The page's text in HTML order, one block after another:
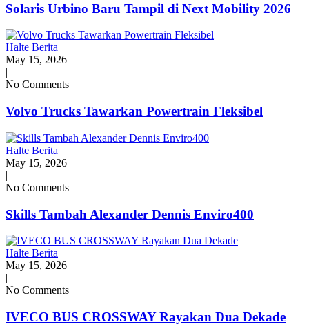
Solaris Urbino Baru Tampil di Next Mobility 2026
Halte Berita
May 15, 2026
|
No Comments
Volvo Trucks Tawarkan Powertrain Fleksibel
Halte Berita
May 15, 2026
|
No Comments
Skills Tambah Alexander Dennis Enviro400
Halte Berita
May 15, 2026
|
No Comments
IVECO BUS CROSSWAY Rayakan Dua Dekade